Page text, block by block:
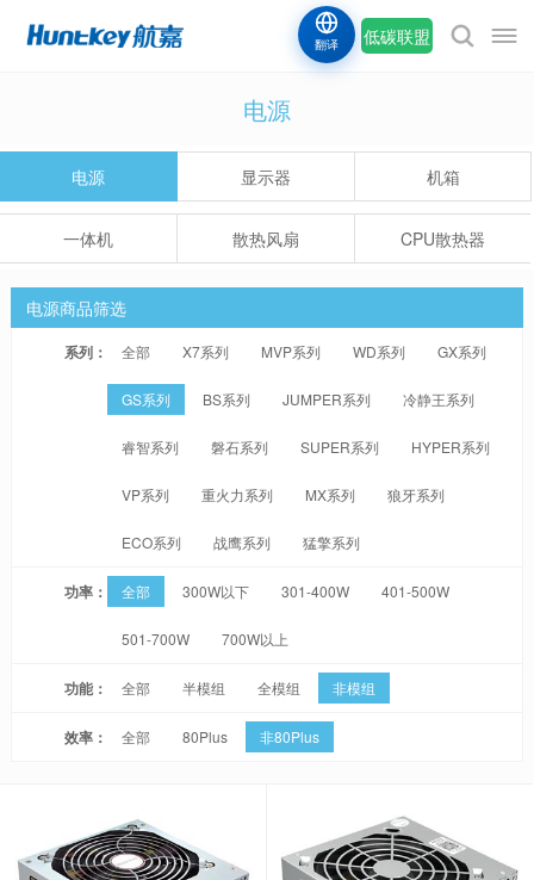
低碳联盟
翻译
电源
电源 显示器 机箱
一体机 散热风扇 CPU散热器
电源商品筛选
系列： 全部 X7系列 MVP系列 WD系列 GX系列
GS系列 BS系列 JUMPER系列 冷静王系列
睿智系列 磐石系列 SUPER系列 HYPER系列
VP系列 重火力系列 MX系列 狼牙系列
ECO系列 战鹰系列 猛擎系列
功率： 全部 300W以下 301-400W 401-500W
501-700W 700W以上
功能： 全部 半模组 全模组 非模组
效率： 全部 80Plus 非80Plus